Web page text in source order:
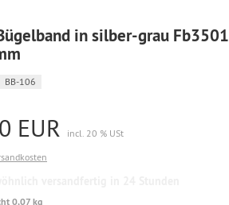
in silber-grau Fb3501
BB-106
EUR
incl. 20 % USt
0,07 kg